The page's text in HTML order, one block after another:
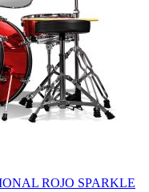
ROJO SPARKLE